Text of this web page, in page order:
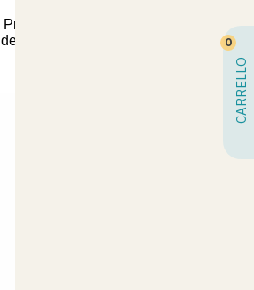
Professionale per la Cura
del Tuo Giardino | Comfort
CARRELLO
0